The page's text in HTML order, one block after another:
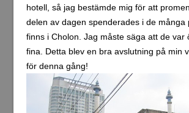
hotell, så jag bestämde mig för att
delen av dagen spenderades i de många
finns i Cholon. Jag måste säga att de var
fina. Detta blev en bra avslutning på min
för denna gång!